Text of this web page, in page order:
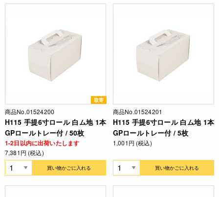
取寄
商品No.01524200
H115 手提6寸ロール 白ム地 1本
GPロールトレー付 / 50枚
1-2日以内に出荷いたします
7,381円 (税込)
買い物かごに入れる
商品No.01524201
H115 手提6寸ロール 白ム地 1本
GPロールトレー付 / 5枚
1,001円 (税込)
買い物かごに入れる